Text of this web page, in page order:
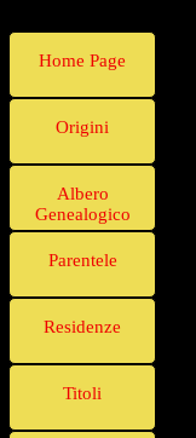
Home Page
Origini
Albero
Genealogico
Parentele
Residenze
Titoli